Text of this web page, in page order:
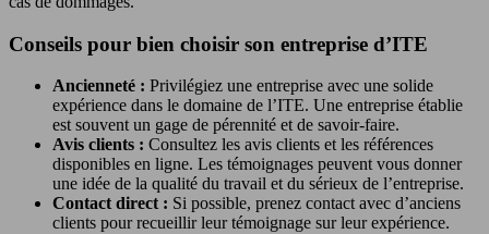
Conseils pour bien choisir son entreprise d’ITE
Ancienneté : Privilégiez une entreprise avec une solide
expérience dans le domaine de l’ITE. Une entreprise établie
est souvent un gage de pérennité et de savoir-faire.
Avis clients : Consultez les avis clients et les références
disponibles en ligne. Les témoignages peuvent vous donner
une idée de la qualité du travail et du sérieux de l’entreprise.
Contact direct : Si possible, prenez contact avec d’anciens
clients pour recueillir leur témoignage sur leur expérience.